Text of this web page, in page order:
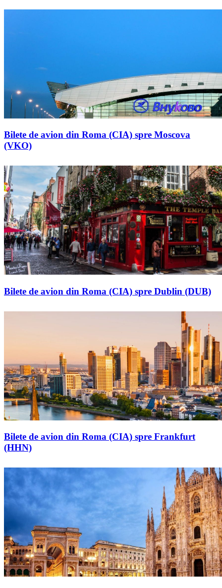
Bilete de avion din Roma (CIA) spre Moscova
(VKO)
Bilete de avion din Roma (CIA) spre Dublin (DUB)
Bilete de avion din Roma (CIA) spre Frankfurt
(HHN)